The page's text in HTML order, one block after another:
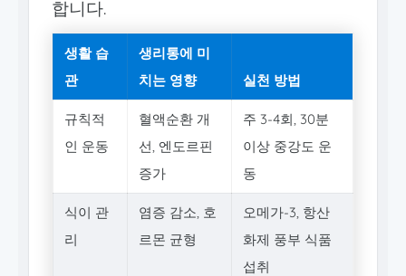
합니다.
생활 습
관
생리통에 미
치는 영향
실천 방법
규칙적
인 운동
혈액순환 개
선, 엔도르핀
증가
주 3-4회, 30분
이상 중강도 운
동
식이 관
리
염증 감소, 호
르몬 균형
오메가-3, 항산
화제 풍부 식품
섭취